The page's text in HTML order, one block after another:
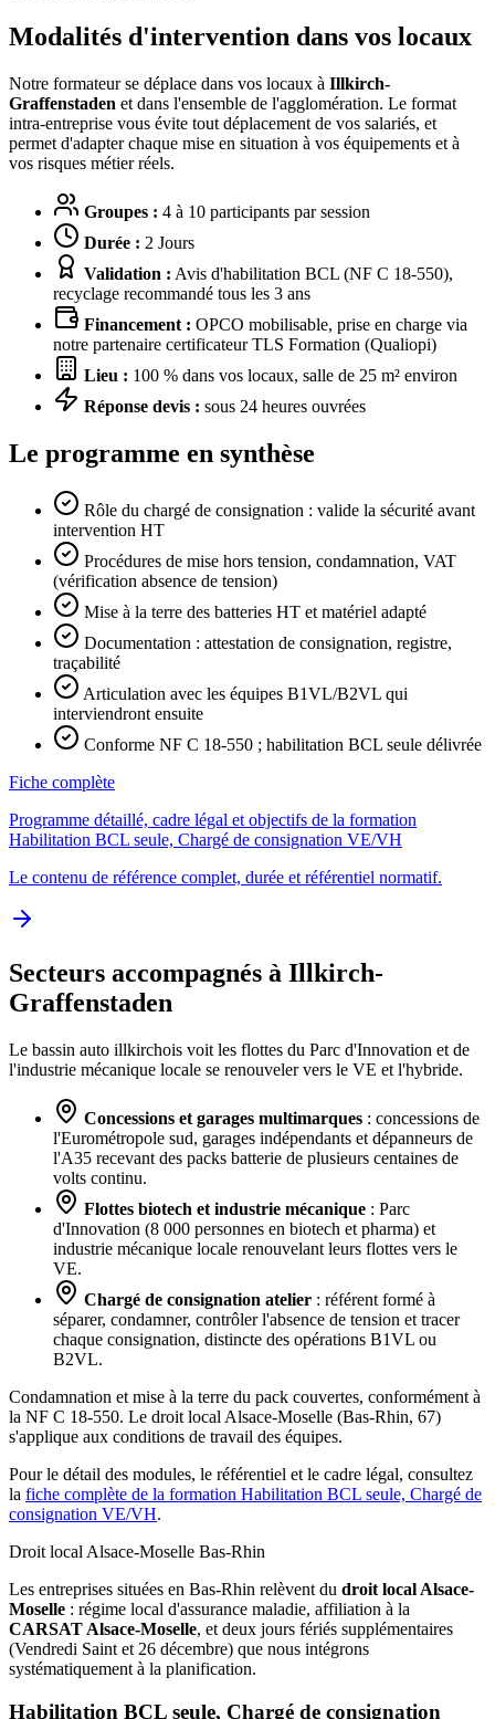
Modalités d'intervention dans vos locaux
Notre formateur se déplace dans vos locaux à Illkirch-
Graffenstaden et dans l'ensemble de l'agglomération. Le format
intra-entreprise vous évite tout déplacement de vos salariés, et
permet d'adapter chaque mise en situation à vos équipements et à
vos risques métier réels.
Groupes : 4 à 10 participants par session
Durée : 2 Jours
Validation : Avis d'habilitation BCL (NF C 18-550),
recyclage recommandé tous les 3 ans
Financement : OPCO mobilisable, prise en charge via
notre partenaire certificateur TLS Formation (Qualiopi)
Lieu : 100 % dans vos locaux, salle de 25 m² environ
Réponse devis : sous 24 heures ouvrées
Le programme en synthèse
Rôle du chargé de consignation : valide la sécurité avant
intervention HT
Procédures de mise hors tension, condamnation, VAT
(vérification absence de tension)
Mise à la terre des batteries HT et matériel adapté
Documentation : attestation de consignation, registre,
traçabilité
Articulation avec les équipes B1VL/B2VL qui
interviendront ensuite
Conforme NF C 18-550 ; habilitation BCL seule délivrée
Fiche complète
Programme détaillé, cadre légal et objectifs de la formation
Habilitation BCL seule, Chargé de consignation VE/VH
Le contenu de référence complet, durée et référentiel normatif.
Secteurs accompagnés à Illkirch-
Graffenstaden
Le bassin auto illkirchois voit les flottes du Parc d'Innovation et de
l'industrie mécanique locale se renouveler vers le VE et l'hybride.
Concessions et garages multimarques : concessions de
l'Eurométropole sud, garages indépendants et dépanneurs de
l'A35 recevant des packs batterie de plusieurs centaines de
volts continu.
Flottes biotech et industrie mécanique : Parc
d'Innovation (8 000 personnes en biotech et pharma) et
industrie mécanique locale renouvelant leurs flottes vers le
VE.
Chargé de consignation atelier : référent formé à
séparer, condamner, contrôler l'absence de tension et tracer
chaque consignation, distincte des opérations B1VL ou
B2VL.
Condamnation et mise à la terre du pack couvertes, conformément à
la NF C 18-550. Le droit local Alsace-Moselle (Bas-Rhin, 67)
s'applique aux conditions de travail des équipes.
Pour le détail des modules, le référentiel et le cadre légal, consultez
la fiche complète de la formation Habilitation BCL seule, Chargé de
consignation VE/VH.
Droit local Alsace-Moselle Bas-Rhin
Les entreprises situées en Bas-Rhin relèvent du droit local Alsace-
Moselle : régime local d'assurance maladie, affiliation à la
CARSAT Alsace-Moselle, et deux jours fériés supplémentaires
(Vendredi Saint et 26 décembre) que nous intégrons
systématiquement à la planification.
Habilitation BCL seule, Chargé de consignation